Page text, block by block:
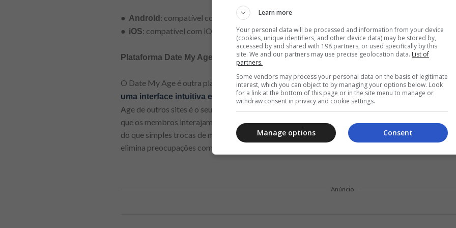
● Android : compatível com versões do Android 5.0 e posteriores.
● iOS: compatível com iOS 12.0 ou posterior.
Plataforma Date My Age
O Date My Age é outra plataforma consolidada no mundo das interações para maiores de 40
uma interface intuitiva e fácil de usar , com forte foco na segurança e privacidade do
Age de outros sites é o seu ambiente seguro para interações sérias. Com opções como
que os membros interajam por meio de bate-papo visual, oferecendo uma experiência mais
do que simples trocas de mensagens de texto. Esse recurso não só ajuda os membros a se
elimina preocupações com informações pessoais.
Anúncio
Learn more
Your personal data will be processed and information from your device
(cookies, unique identifiers, and other device data) may be stored by,
accessed by and shared with 198 partners, or used specifically by this
site. We and our partners may use precise geolocation data. List of
partners.
Some vendors may process your personal data on the basis of legitimate
interest, which you can object to by managing your options below. Look
for a link at the bottom of this page or in the site menu to manage or
withdraw consent in privacy and cookie settings.
Consent
Manage options